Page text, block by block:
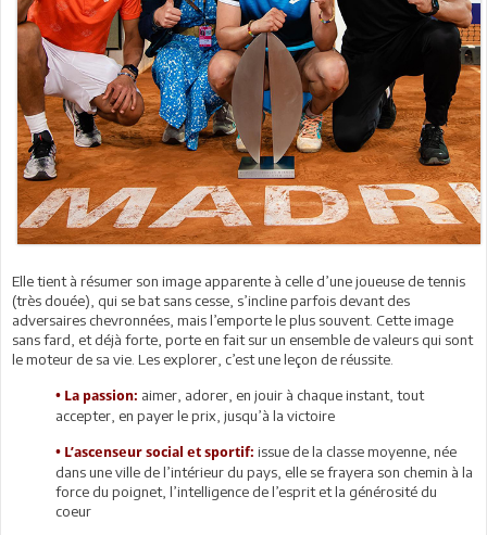
Elle tient à résumer son image apparente à celle d’une joueuse de tennis
(très douée), qui se bat sans cesse, s’incline parfois devant des
adversaires chevronnées, mais l’emporte le plus souvent. Cette image
sans fard, et déjà forte, porte en fait sur un ensemble de valeurs qui sont
le moteur de sa vie. Les explorer, c’est une leçon de réussite.
• La passion: aimer, adorer, en jouir à chaque instant, tout
accepter, en payer le prix, jusqu’à la victoire
• L’ascenseur social et sportif: issue de la classe moyenne, née
dans une ville de l’intérieur du pays, elle se frayera son chemin à la
force du poignet, l’intelligence de l’esprit et la générosité du
coeur